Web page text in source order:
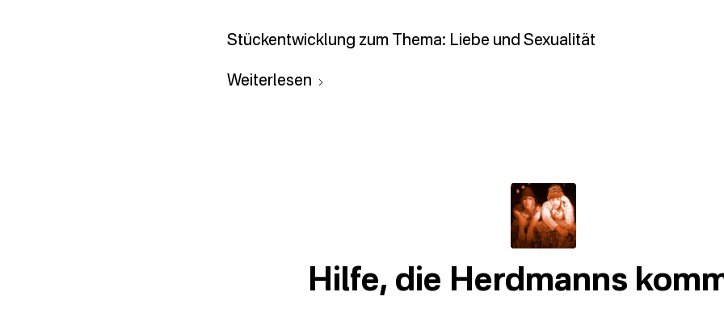
Stückentwicklung zum Thema: Liebe und Sexualität
Weiterlesen
Hilfe, die Herdmanns